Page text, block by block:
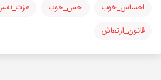
احساس_خوب حس_خوب
قانون_ارتعاش